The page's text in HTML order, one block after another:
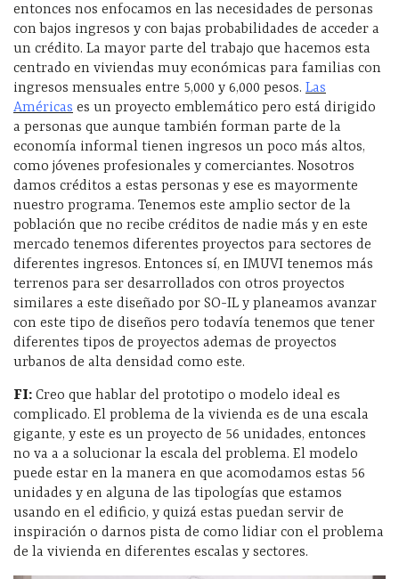
entonces nos enfocamos en las necesidades de personas
con bajos ingresos y con bajas probabilidades de acceder a
un crédito. La mayor parte del trabajo que hacemos esta
centrado en viviendas muy económicas para familias con
ingresos mensuales entre 5,000 y 6,000 pesos. Las
Américas es un proyecto emblemático pero está dirigido
a personas que aunque también forman parte de la
economía informal tienen ingresos un poco más altos,
como jóvenes profesionales y comerciantes. Nosotros
damos créditos a estas personas y ese es mayormente
nuestro programa. Tenemos este amplio sector de la
población que no recibe créditos de nadie más y en este
mercado tenemos diferentes proyectos para sectores de
diferentes ingresos. Entonces sí, en IMUVI tenemos más
terrenos para ser desarrollados con otros proyectos
similares a este diseñado por SO-IL y planeamos avanzar
con este tipo de diseños pero todavía tenemos que tener
diferentes tipos de proyectos ademas de proyectos
urbanos de alta densidad como este.
FI: Creo que hablar del prototipo o modelo ideal es
complicado. El problema de la vivienda es de una escala
gigante, y este es un proyecto de 56 unidades, entonces
no va a a solucionar la escala del problema. El modelo
puede estar en la manera en que acomodamos estas 56
unidades y en alguna de las tipologías que estamos
usando en el edificio, y quizá estas puedan servir de
inspiración o darnos pista de como lidiar con el problema
de la vivienda en diferentes escalas y sectores.